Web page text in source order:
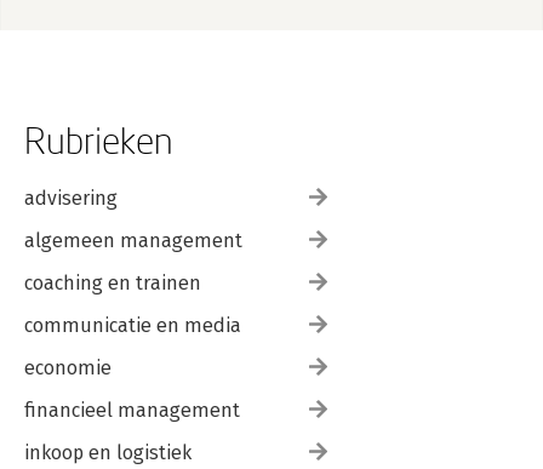
Rubrieken
advisering
algemeen management
coaching en trainen
communicatie en media
economie
financieel management
inkoop en logistiek